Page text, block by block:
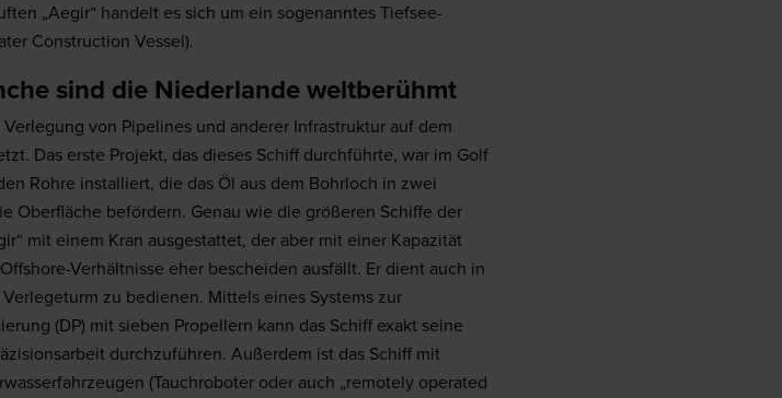
„Aegir“ handelt es sich um ein sogenanntes Tiefsee-
Construction Vessel).
sind die Niederlande weltberühmt
von Pipelines und anderer Infrastruktur auf dem
Das erste Projekt, das dieses Schiff durchführte, war im Golf
Rohre installiert, die das Öl aus dem Bohrloch in zwei
Oberfläche befördern. Genau wie die größeren Schiffe der
mit einem Kran ausgestattet, der aber mit einer Kapazität
Verhältnisse eher bescheiden ausfällt. Er dient auch in
zu bedienen. Mittels eines Systems zur
(DP) mit sieben Propellern kann das Schiff exakt seine
durchzuführen. Außerdem ist das Schiff mit
(Tauchroboter oder auch „remotely operated